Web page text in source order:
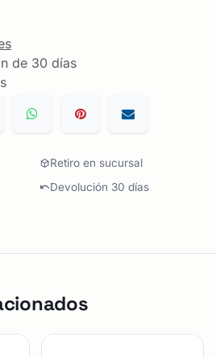
de 30 días
Retiro en sucursal
Devolución 30 días